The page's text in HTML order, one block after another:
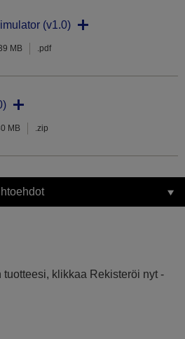
(v1.0)
MB .pdf
MB .zip
klikkaa Rekisteröi nyt -